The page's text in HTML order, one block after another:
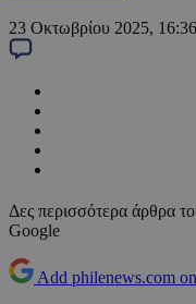
23 Οκτωβρίου 2025, 16:36
Δες περισσότερα άρθρα
Google
Add philenews.com